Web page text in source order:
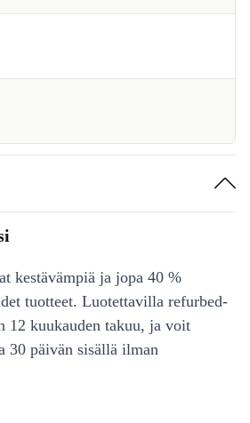
kestävämpiä ja jopa 40 %
tuotteet. Luotettavilla refurbed-
12 kuukauden takuu, ja voit
30 päivän sisällä ilman